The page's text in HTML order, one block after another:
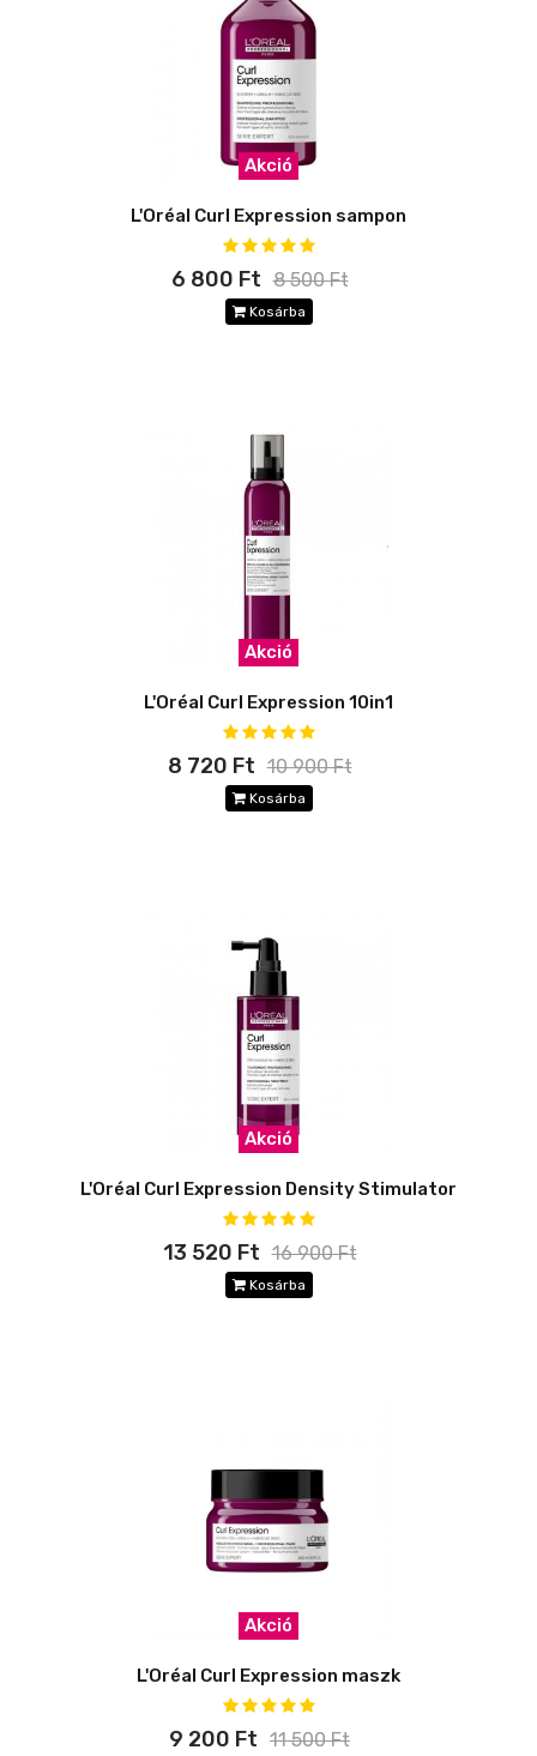
Akció
L'Oréal Curl Expression sampon
6 800 Ft 8 500 Ft
Kosárba
Akció
L'Oréal Curl Expression 10in1
8 720 Ft 10 900 Ft
Kosárba
Akció
L'Oréal Curl Expression Density Stimulator
13 520 Ft 16 900 Ft
Kosárba
Akció
L'Oréal Curl Expression maszk
9 200 Ft 11 500 Ft